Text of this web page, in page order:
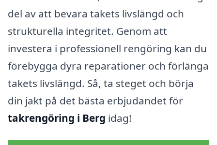
del av att bevara takets livslängd och
strukturella integritet. Genom att
investera i professionell rengöring kan du
förebygga dyra reparationer och förlänga
takets livslängd. Så, ta steget och börja
din jakt på det bästa erbjudandet för
takrengöring i Berg idag!